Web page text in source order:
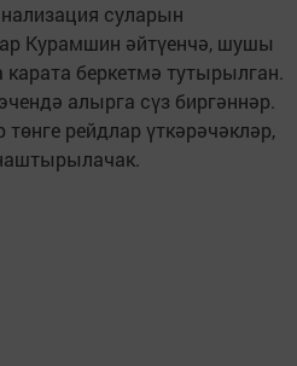
суларын
Курамшин әйтүенчә, шушы
карата беркетмә тутырылган.
алырга сүз биргәннәр.
рейдлар үткәрәчәкләр,